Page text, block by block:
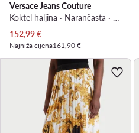
Versace Jeans Couture
Koktel haljina · Narančasta · Midi, Asimetrična
Trenutna cijena
152,99€
Najniža cijena161,90 €